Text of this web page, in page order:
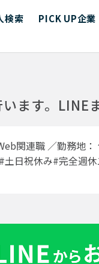
検索 PICK UP企業
ます。 LINE
関連職 ／勤務地
日祝休み#完全週